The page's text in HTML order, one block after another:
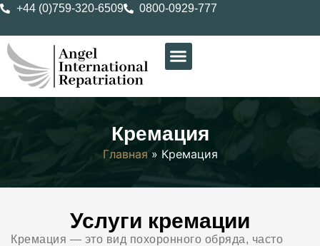
+44 (0)759-320-6509 0800-0929-777
Кремация
Главная » Кремация
Услуги кремации
Кремация — это вид похоронного обряда, часто